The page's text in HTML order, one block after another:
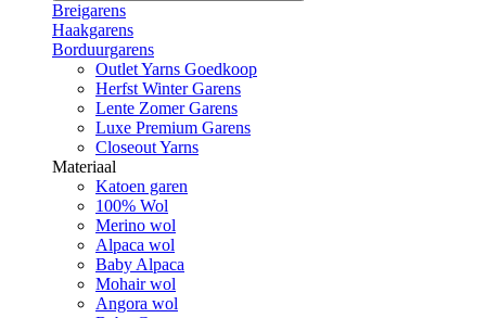
Breigarens
Haakgarens
Borduurgarens
Outlet Yarns Goedkoop
Herfst Winter Garens
Lente Zomer Garens
Luxe Premium Garens
Closeout Yarns
Materiaal
Katoen garen
100% Wol
Merino wol
Alpaca wol
Baby Alpaca
Mohair wol
Angora wol